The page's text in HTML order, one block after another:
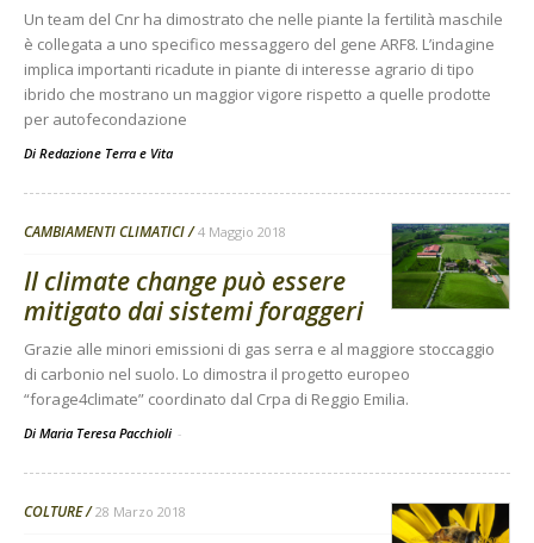
Un team del Cnr ha dimostrato che nelle piante la fertilità maschile
è collegata a uno specifico messaggero del gene ARF8. L’indagine
implica importanti ricadute in piante di interesse agrario di tipo
ibrido che mostrano un maggior vigore rispetto a quelle prodotte
per autofecondazione
Di Redazione Terra e Vita
CAMBIAMENTI CLIMATICI 4 Maggio 2018
Il climate change può essere
mitigato dai sistemi foraggeri
Grazie alle minori emissioni di gas serra e al maggiore stoccaggio
di carbonio nel suolo. Lo dimostra il progetto europeo
“forage4climate” coordinato dal Crpa di Reggio Emilia.
Di Maria Teresa Pacchioli -
COLTURE 28 Marzo 2018